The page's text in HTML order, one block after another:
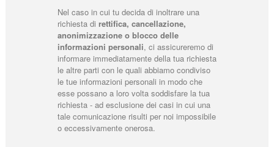
Nel caso in cui tu decida di inoltrare una
richiesta di rettifica, cancellazione,
anonimizzazione o blocco delle
informazioni personali, ci assicureremo di
informare immediatamente della tua richiesta
le altre parti con le quali abbiamo condiviso
le tue informazioni personali in modo che
esse possano a loro volta soddisfare la tua
richiesta - ad esclusione dei casi in cui una
tale comunicazione risulti per noi impossibile
o eccessivamente onerosa.